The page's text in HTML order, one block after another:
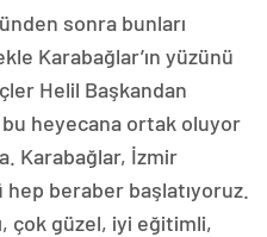
sonra bunları
Karabağlar’ın yüzünü
Helil Başkandan
heyecana ortak oluyor
Karabağlar, İzmir
beraber başlatıyoruz.
çok güzel, iyi eğitimli,